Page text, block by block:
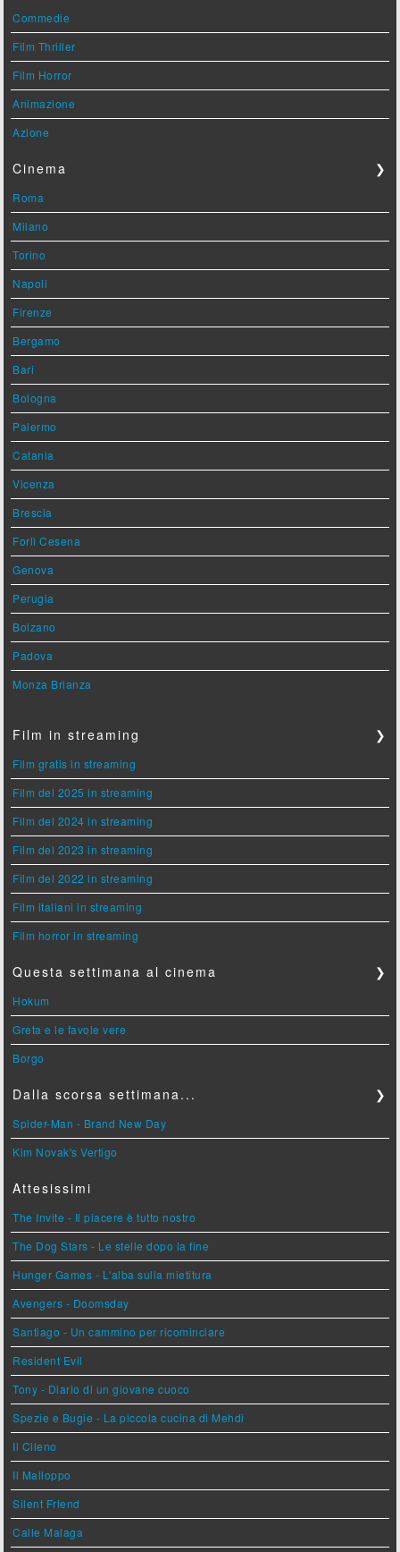
Commedie
Film Thriller
Film Horror
Animazione
Azione
Cinema ❯
Roma
Milano
Torino
Napoli
Firenze
Bergamo
Bari
Bologna
Palermo
Catania
Vicenza
Brescia
Forlì Cesena
Genova
Perugia
Bolzano
Padova
Monza Brianza
Film in streaming ❯
Film gratis in streaming
Film del 2025 in streaming
Film del 2024 in streaming
Film del 2023 in streaming
Film del 2022 in streaming
Film italiani in streaming
Film horror in streaming
Questa settimana al cinema ❯
Hokum
Greta e le favole vere
Borgo
Dalla scorsa settimana... ❯
Spider-Man - Brand New Day
Kim Novak's Vertigo
Attesissimi
The Invite - Il piacere è tutto nostro
The Dog Stars - Le stelle dopo la fine
Hunger Games - L'alba sulla mietitura
Avengers - Doomsday
Santiago - Un cammino per ricominciare
Resident Evil
Tony - Diario di un giovane cuoco
Spezie e Bugie - La piccola cucina di Mehdi
Il Cileno
Il Malloppo
Silent Friend
Calle Malaga